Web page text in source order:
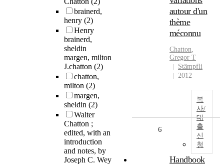
brainerd,
henry (2)
Henry
brainerd,
sheldin
margen, milton
J.chatton (2)
chatton,
milton (2)
margen,
sheldin (2)
Walter
Chatton ;
edited, with an
introduction
and notes, by
Joseph C. Wey
autour d'un
thème
méconnu
Chatton,
Gregor T
Stämpfli
2012
복
사/
대
출
신
청
6
Handbook